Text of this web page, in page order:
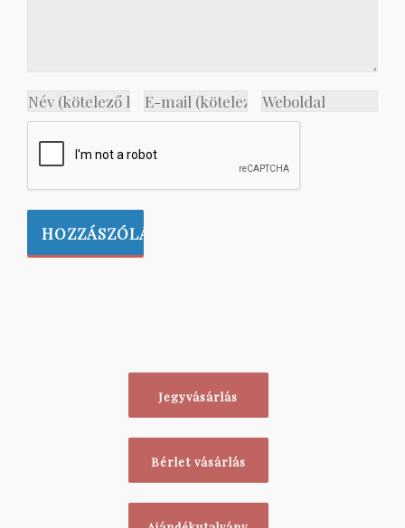
Jegyvásárlás
Bérlet vásárlás